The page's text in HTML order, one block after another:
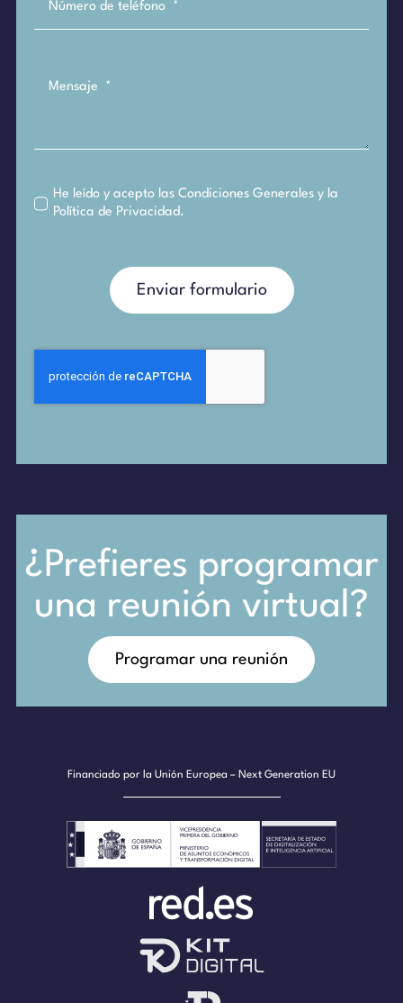
He leído y acepto lasCondiciones Generales y la
Política de Privacidad.
Enviar formulario
¿Prefieres programar
una reunión virtual?
Programar una reunión
Financiado por la Unión Europea – Next Generation EU